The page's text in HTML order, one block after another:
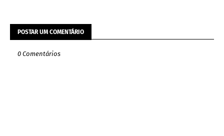
POSTAR UM COMENTÁRIO
0 Comentários